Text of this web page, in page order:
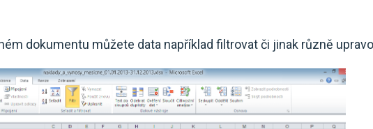
dokumentu můžete data například filtrovat či jinak různě